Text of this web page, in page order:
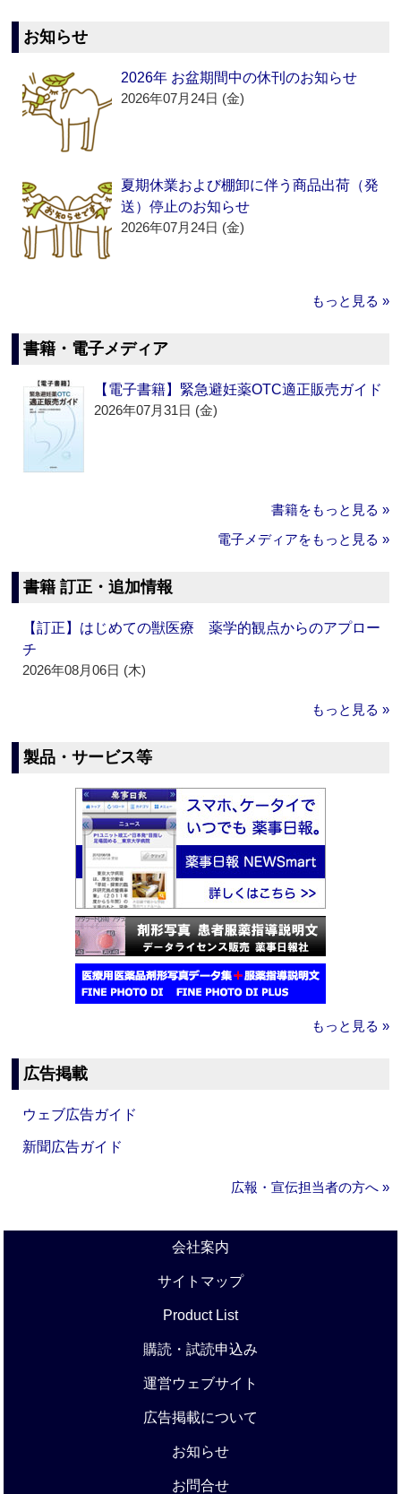
お知らせ
2026年 お盆期間中の休刊のお知らせ
2026年07月24日 (金)
夏期休業および棚卸に伴う商品出荷（発
送）停止のお知らせ
2026年07月24日 (金)
もっと見る »
書籍・電子メディア
【電子書籍】緊急避妊薬OTC適正販売ガイド
2026年07月31日 (金)
書籍をもっと見る »
電子メディアをもっと見る »
書籍 訂正・追加情報
【訂正】はじめての獣医療 薬学的観点からのアプロー
チ
2026年08月06日 (木)
もっと見る »
製品・サービス等
もっと見る »
広告掲載
ウェブ広告ガイド
新聞広告ガイド
広報・宣伝担当者の方へ »
会社案内
サイトマップ
Product List
購読・試読申込み
運営ウェブサイト
広告掲載について
お知らせ
お問合せ